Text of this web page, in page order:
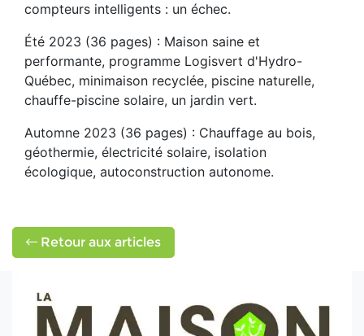
compteurs intelligents : un échec.
Été 2023 (36 pages) : Maison saine et
performante, programme Logisvert d'Hydro-
Québec, minimaison recyclée, piscine naturelle,
chauffe-piscine solaire, un jardin vert.
Automne 2023 (36 pages) : Chauffage au bois,
géothermie, électricité solaire, isolation
écologique, autoconstruction autonome.
Retour aux articles